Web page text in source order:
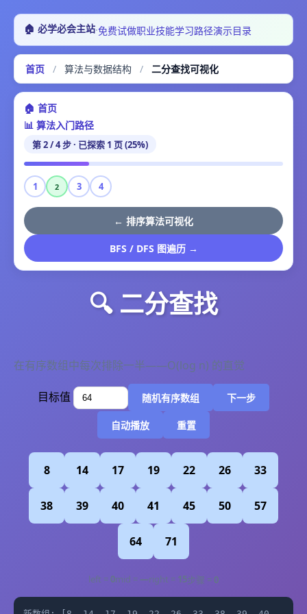
🏠 必学必会主站·免费试做职业技能学习路径演示目录
首页 / 算法与数据结构 / 二分查找可视化
🏠 首页
📊 算法入门路径
第 2 / 4 步 · 已探索 1 页 (25%)
1 2 3 4
← 排序算法可视化
BFS / DFS 图遍历 →
🔍 二分查找
在有序数组中每次排除一半——O(log n) 的直觉
目标值 随机有序数组 下一步
自动播放 重置
8 14 17 19 22 26 33
38 39 40 41 45 50 57
64 71
left =0mid =—right = 15步骤 = 0